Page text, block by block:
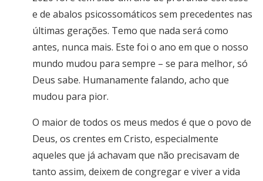
e de abalos psicossomáticos sem precedentes nas
últimas gerações. Temo que nada será como
antes, nunca mais. Este foi o ano em que o nosso
mundo mudou para sempre – se para melhor, só
Deus sabe. Humanamente falando, acho que
mudou para pior.
O maior de todos os meus medos é que o povo de
Deus, os crentes em Cristo, especialmente
aqueles que já achavam que não precisavam de
tanto assim, deixem de congregar e viver a vida